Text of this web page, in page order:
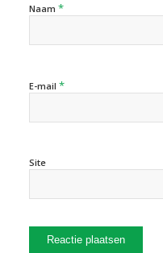
Naam *
E-mail *
Site